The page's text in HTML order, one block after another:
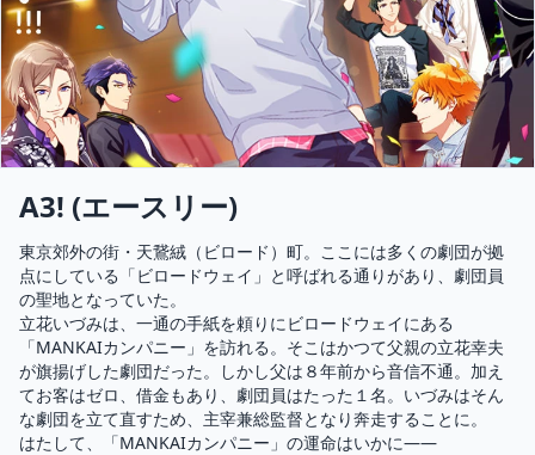
A3! (エースリー)
東京郊外の街・天鵞絨（ビロード）町。ここには多くの劇団が拠
点にしている「ビロードウェイ」と呼ばれる通りがあり、劇団員
の聖地となっていた。
立花いづみは、一通の手紙を頼りにビロードウェイにある
「MANKAIカンパニー」を訪れる。そこはかつて父親の立花幸夫
が旗揚げした劇団だった。しかし父は８年前から音信不通。加え
てお客はゼロ、借金もあり、劇団員はたった１名。いづみはそん
な劇団を立て直すため、主宰兼総監督となり奔走することに。
はたして、「MANKAIカンパニー」の運命はいかに――